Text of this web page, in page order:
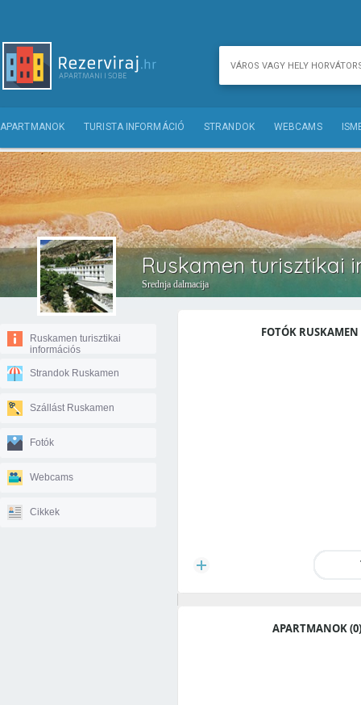
APARTMANOK TURISTA INFORMÁCIÓ STRANDOK WEBCAMS
Ruskamen turisztikai
Srednja dalmacija
Ruskamen turisztikai
információs
Strandok Ruskamen
Szállást Ruskamen
Fotók
Webcams
Cikkek
FOTÓK RUSKAMEN
APARTMANOK (0)